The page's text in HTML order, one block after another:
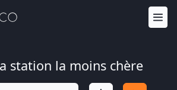
station la moins chère